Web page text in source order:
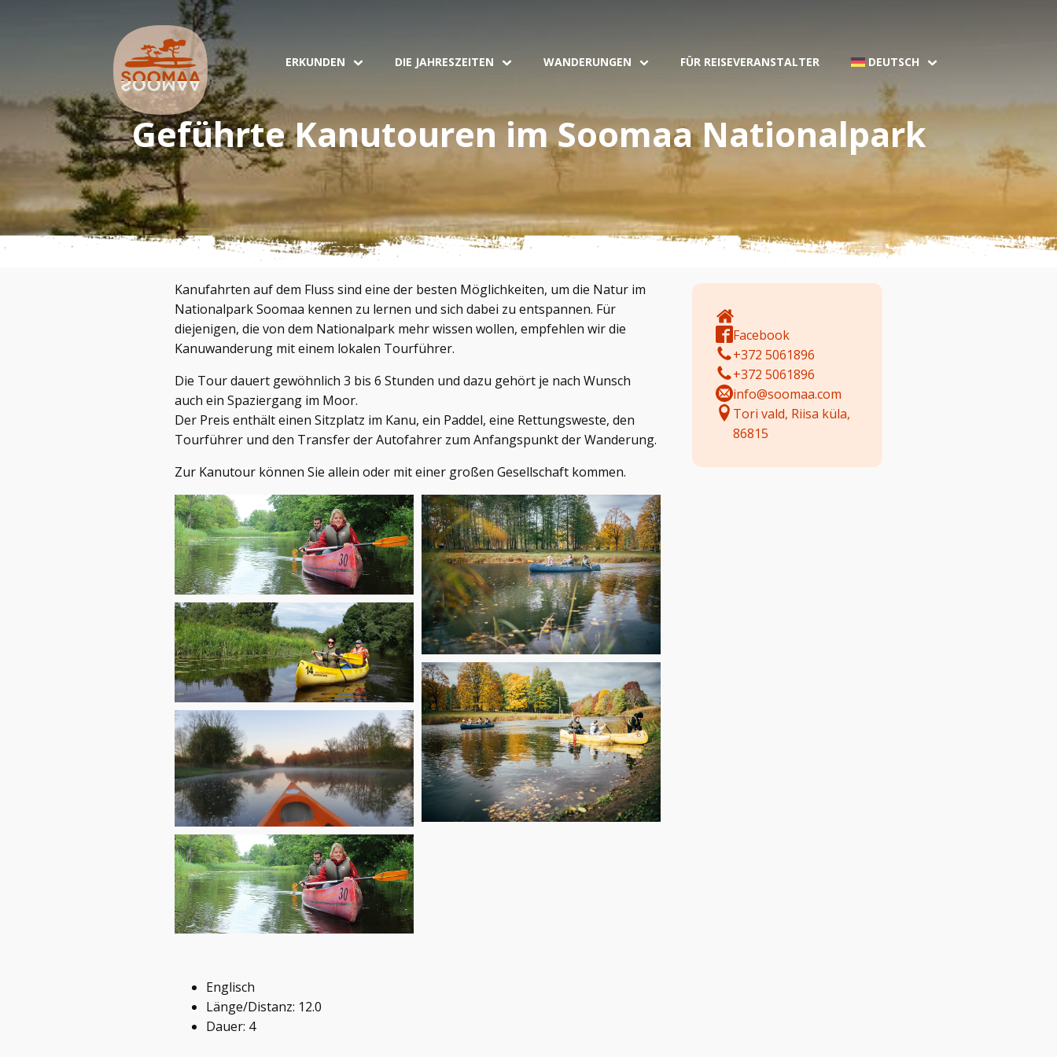
ERKUNDEN DIE JAHRESZEITEN WANDERUNGEN FÜR REISEVERANSTALTER DEUTSCH
Geführte Kanutouren im Soomaa Nationalpark
Kanufahrten auf dem Fluss sind eine der besten Möglichkeiten, um die Natur im
Nationalpark Soomaa kennen zu lernen und sich dabei zu entspannen. Für
diejenigen, die von dem Nationalpark mehr wissen wollen, empfehlen wir die
Kanuwanderung mit einem lokalen Tourführer.
Die Tour dauert gewöhnlich 3 bis 6 Stunden und dazu gehört je nach Wunsch
auch ein Spaziergang im Moor.
Der Preis enthält einen Sitzplatz im Kanu, ein Paddel, eine Rettungsweste, den
Tourführer und den Transfer der Autofahrer zum Anfangspunkt der Wanderung.
Zur Kanutour können Sie allein oder mit einer großen Gesellschaft kommen.
Englisch
Länge/Distanz: 12.0
Dauer: 4
Facebook
+372 5061896
+372 5061896
info@soomaa.com
Tori vald, Riisa küla,
86815